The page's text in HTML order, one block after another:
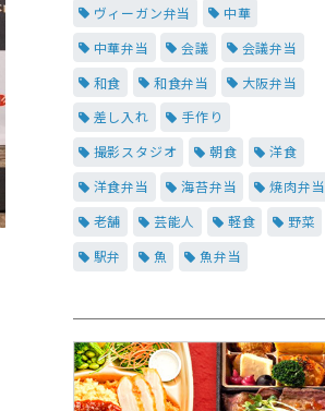
ヴィーガン弁当
中華
中華弁当
会議
会議弁当
和食
和食弁当
大阪弁当
差し入れ
手作り
撮影スタジオ
朝食
洋食
洋食弁当
海苔弁当
焼肉弁当
老舗
芸能人 軽食
野菜
駅弁
魚 魚弁当